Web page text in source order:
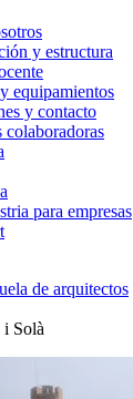
y estructura
equipamientos
y contacto
colaboradoras
para empresas
de arquitectos
i Solà